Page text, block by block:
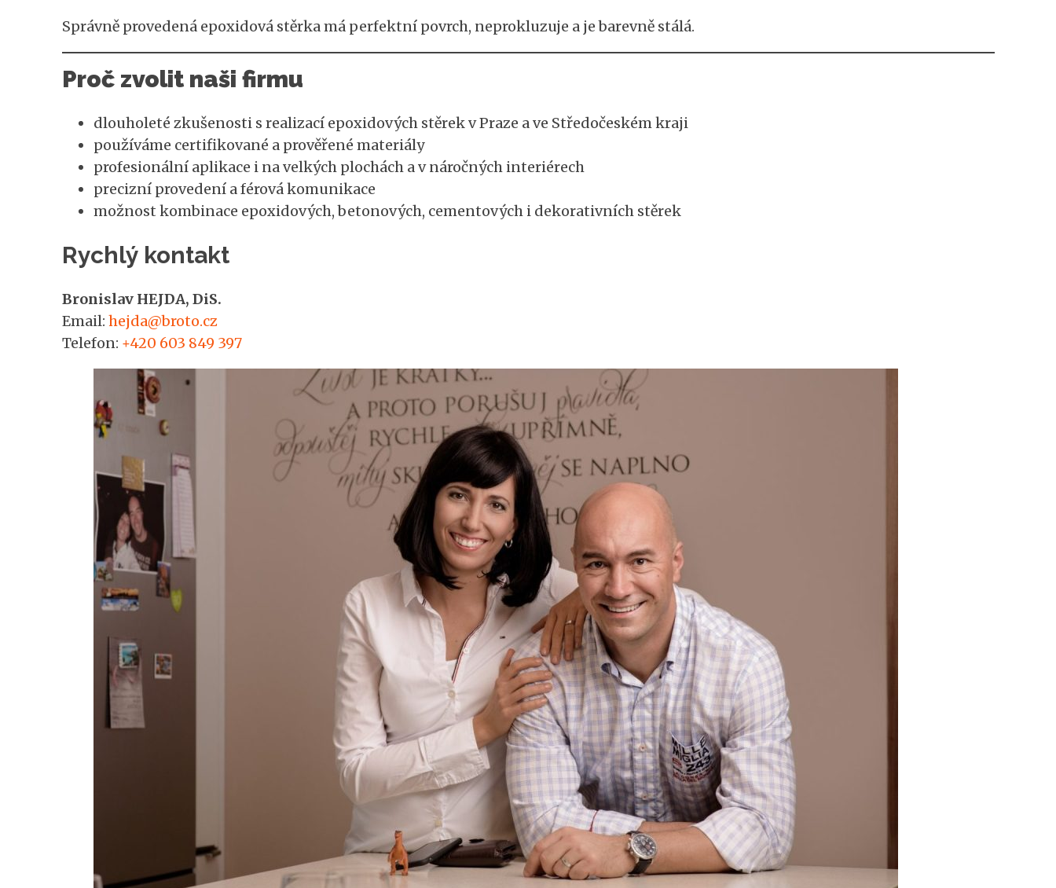
Správně provedená epoxidová stěrka má perfektní povrch, neprokluzuje a je barevně stálá.
Proč zvolit naši firmu
dlouholeté zkušenosti s realizací epoxidových stěrek v Praze a ve Středočeském kraji
používáme certifikované a prověřené materiály
profesionální aplikace i na velkých plochách a v náročných interiérech
precizní provedení a férová komunikace
možnost kombinace epoxidových, betonových, cementových i dekorativních stěrek
Rychlý kontakt
Bronislav HEJDA, DiS.
Email: hejda@broto.cz
Telefon: +420 603 849 397